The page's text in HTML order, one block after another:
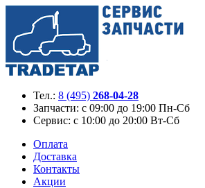
Тел.: 8 (495) 268-04-28
Запчасти: с 09:00 до 19:00 Пн-Сб
Сервис: с 10:00 до 20:00 Вт-Сб
Оплата
Доставка
Контакты
Акции